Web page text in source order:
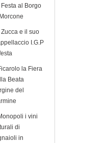
Festa al Borgo
Zucca e il suo
I.G.P
la Fiera
Beata
del
i vini
di
in